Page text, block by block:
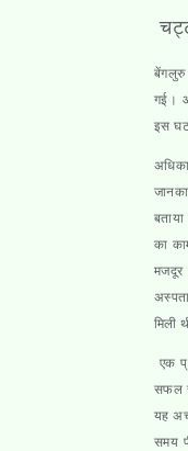
गई।
इस
का
मजदूर
मिली
एक
सफल
यह
समय